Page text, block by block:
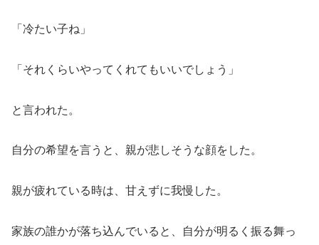
「冷たい子ね」
「それくらいやってくれてもいいでしょう」
と言われた。
自分の希望を言うと、親が悲しそうな顔をした。
親が疲れている時は、甘えずに我慢した。
家族の誰かが落ち込んでいると、自分が明るく振る舞っ